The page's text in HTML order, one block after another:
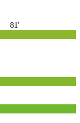
81'